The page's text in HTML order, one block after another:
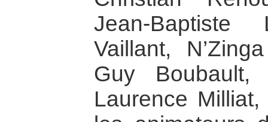
Jean-Baptiste
Vaillant,
Guy Boubault,
Laurence